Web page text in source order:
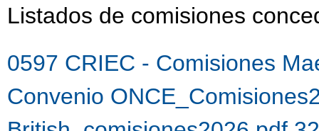
Listados de comisiones
0597 CRIEC - Comisiones
Convenio